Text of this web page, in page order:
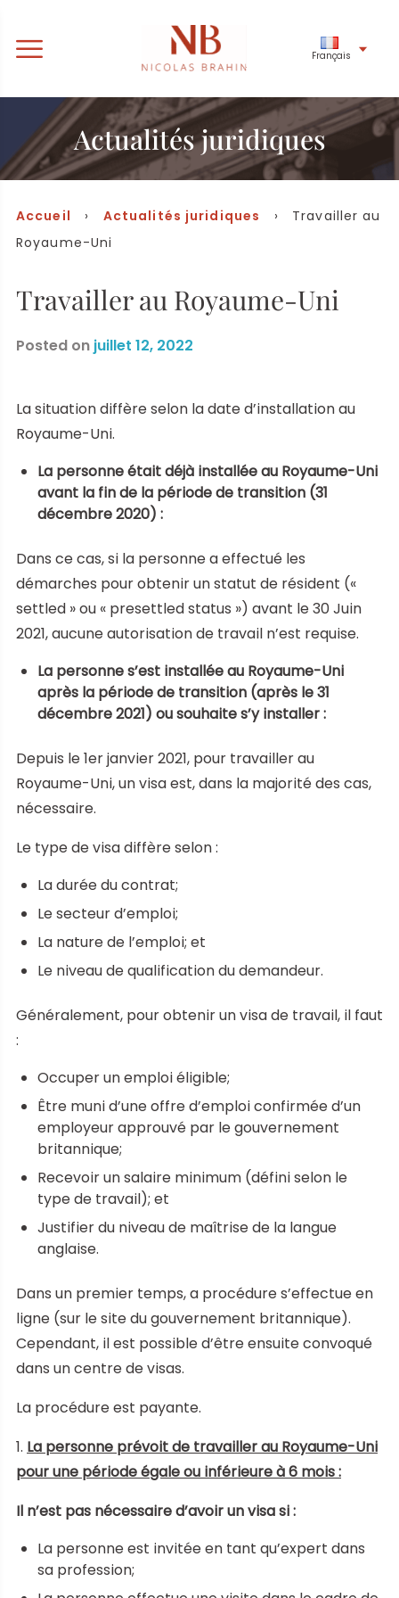
Français
Actualités juridiques
Accueil › Actualités juridiques
› Travailler au
Royaume-Uni
Travailler au Royaume-Uni
Posted on juillet 12, 2022
La situation diffère selon la date d’installation au
Royaume-Uni.
La personne était déjà installée au Royaume-Uni
avant la fin de la période de transition (31
décembre 2020) :
Dans ce cas, si la personne a effectué les
démarches pour obtenir un statut de résident («
settled » ou « presettled status ») avant le 30 Juin
2021, aucune autorisation de travail n’est requise.
La personne s’est installée au Royaume-Uni
après la période de transition (après le 31
décembre 2021) ou souhaite s’y installer :
Depuis le 1er janvier 2021, pour travailler au
Royaume-Uni, un visa est, dans la majorité des cas,
nécessaire.
Le type de visa diffère selon :
La durée du contrat;
Le secteur d’emploi;
La nature de l’emploi; et
Le niveau de qualification du demandeur.
Généralement, pour obtenir un visa de travail, il faut
:
Occuper un emploi éligible;
Être muni d’une offre d’emploi confirmée d’un
employeur approuvé par le gouvernement
britannique;
Recevoir un salaire minimum (défini selon le
type de travail); et
Justifier du niveau de maîtrise de la langue
anglaise.
Dans un premier temps, a procédure s’effectue en
ligne (sur le site du gouvernement britannique).
Cependant, il est possible d’être ensuite convoqué
dans un centre de visas.
La procédure est payante.
1. La personne prévoit de travailler au Royaume-Uni
pour une période égale ou inférieure à 6 mois :
Il n’est pas nécessaire d’avoir un visa si :
La personne est invitée en tant qu’expert dans
sa profession;